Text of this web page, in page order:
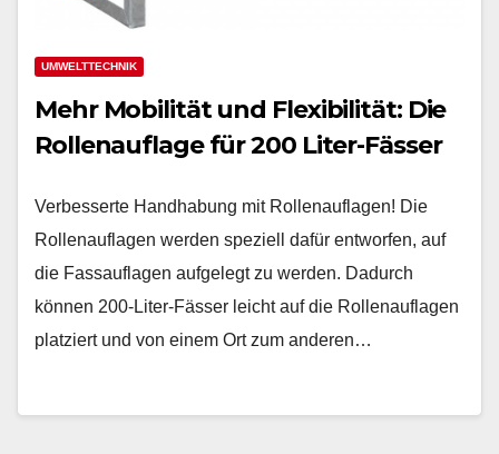
UMWELTTECHNIK
Mehr Mobilität und Flexibilität: Die
Rollenauflage für 200 Liter-Fässer
Verbesserte Handhabung mit Rollenauflagen! Die
Rollenauflagen werden speziell dafür entworfen, auf
die Fassauflagen aufgelegt zu werden. Dadurch
können 200-Liter-Fässer leicht auf die Rollenauflagen
platziert und von einem Ort zum anderen…